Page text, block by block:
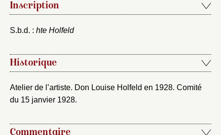
Inscription
S.b.d. : hte Holfeld
Historique
Atelier de l’artiste. Don Louise Holfeld en 1928. Comité
du 15 janvier 1928.
Commentaire
Fermer
Choix du dossier où ajouter la
Nom du dossier
Connexion
Courriel